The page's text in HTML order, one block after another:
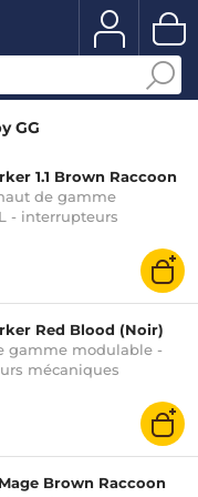
GG
1.1 Brown Raccoon
de gamme
- interrupteurs
Raccoon) - touches
RGB - AZERTY,
Red Blood (Noir)
gamme modulable -
mécaniques
doubleshot -
Français
Brown Raccoon